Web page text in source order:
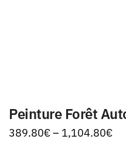
Peinture Forêt
389.80€– 1,104.80€